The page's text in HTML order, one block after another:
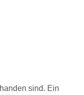
sind. Ein